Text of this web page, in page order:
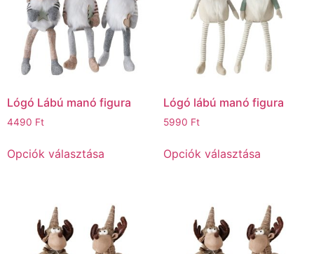
Lógó Lábú manó figura
4490 Ft
Opciók választása
Lógó lábú manó figura
5990 Ft
Opciók választása